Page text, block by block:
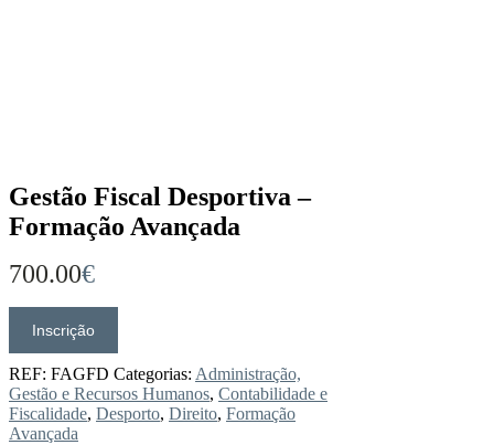
Gestão Fiscal Desportiva –
Formação Avançada
700.00€
Quantidade
de
Gestão
Fiscal
Desportiva
-
Inscrição
REF: FAGFD Categorias: Administração,
Gestão e Recursos Humanos, Contabilidade e
Fiscalidade, Desporto, Direito, Formação
Avançada